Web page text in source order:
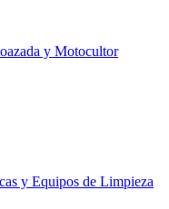
y Motocultor
y Equipos de Limpieza